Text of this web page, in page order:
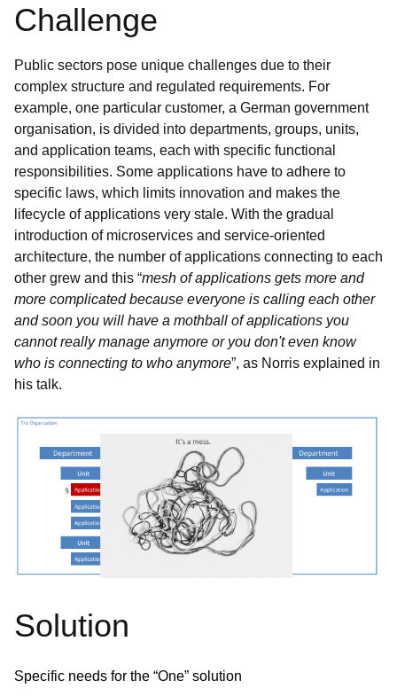
Challenge
Public sectors pose unique challenges due to their
complex structure and regulated requirements. For
example, one particular customer, a German government
organisation, is divided into departments, groups, units,
and application teams, each with specific functional
responsibilities. Some applications have to adhere to
specific laws, which limits innovation and makes the
lifecycle of applications very stale. With the gradual
introduction of microservices and service-oriented
architecture, the number of applications connecting to each
other grew and this “mesh of applications gets more and
more complicated because everyone is calling each other
and soon you will have a mothball of applications you
cannot really manage anymore or you don't even know
who is connecting to who anymore”, as Norris explained in
his talk.
Solution
Specific needs for the “One” solution